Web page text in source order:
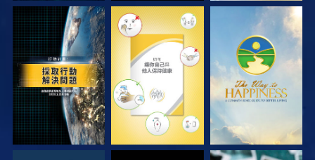
觀看 觀看 觀看